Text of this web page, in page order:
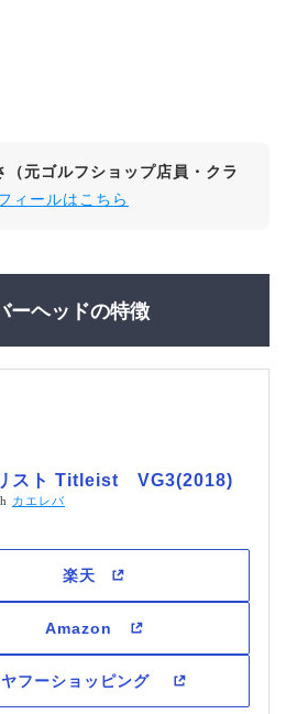
（元ゴルフショップ店員・クラ
ィールはこちら
ーヘッドの特徴
スト Titleist VG3(2018)
カエレバ